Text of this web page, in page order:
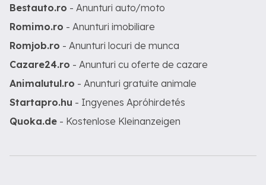
Bestauto.ro - Anunturi auto/moto
Romimo.ro - Anunturi imobiliare
Romjob.ro - Anunturi locuri de munca
Cazare24.ro - Anunturi cu oferte de cazare
Animalutul.ro - Anunturi gratuite animale
Startapro.hu - Ingyenes Apróhirdetés
Quoka.de - Kostenlose Kleinanzeigen